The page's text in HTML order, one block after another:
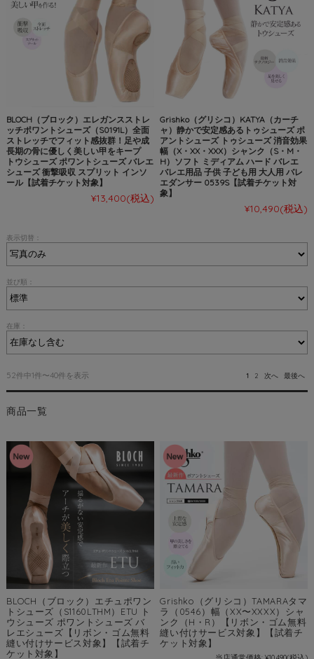
BLOCH（ブロック）エレガンスストレ
ッチポワントシューズ（S0191L）全面
ストレッチでフィット感抜群！足や成
長期の骨に優しく美しい甲をキープ
トウシューズ ポワントシューズ バレエ
シューズ 衝撃吸収 スプリット インソ
ール【試着チケット対象】
¥13,400(税込)
Grishko（グリシコ）KATYA（カーチ
ャ）静かで安定感あるトゥシューズ ポ
アントシューズ トゥシューズ 消音効果
幅（X・XX・XXX）シャンク（S・M・
H）ソフト ミディアム ハード バレエ
バレエ用品 子供 子ども用 大人用 バレ
エダンサー 0539S【試着チケット対
象】
¥10,490(税込)
表示切替：
並び順：
在庫：
52件中1件〜40件を表示 1 2 次へ 最後へ
商品一覧
BLOCH（ブロック）エチュポワン
トシューズ（S1160LTHM）ETU ト
ウシューズ ポワントシューズ バ
レエシューズ【リボン・ゴム無料
縫い付けサービス対象】【試着チ
ケット対象】
Grishko（グリシコ）TAMARAタマ
ラ（0546）幅（XX〜XXXX）シャ
ンク（H・R）【リボン・ゴム無料
縫い付けサービス対象】【試着チ
ケット対象】